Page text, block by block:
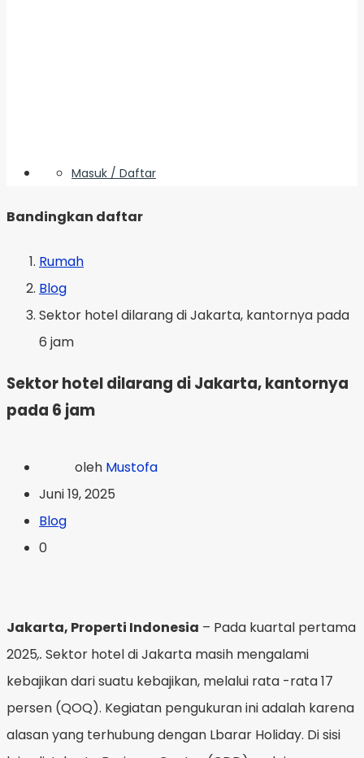
Masuk / Daftar
Bandingkan daftar
Rumah
Blog
Sektor hotel dilarang di Jakarta, kantornya pada
6 jam
Sektor hotel dilarang di Jakarta, kantornya
pada 6 jam
oleh Mustofa
Juni 19, 2025
Blog
0
Jakarta, Properti Indonesia – Pada kuartal pertama
2025,. Sektor hotel di Jakarta masih mengalami
kebajikan dari suatu kebajikan, melalui rata -rata 17
persen (QOQ). Kegiatan pengukuran ini adalah karena
alasan yang terhubung dengan Lbarar Holiday. Di sisi